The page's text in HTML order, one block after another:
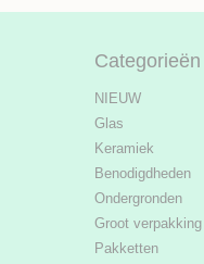
Categorieën
NIEUW
Glas
Keramiek
Benodigdheden
Ondergronden
Groot verpakking
Pakketten